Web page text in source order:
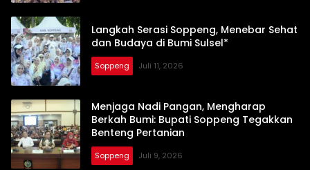
Langkah Serasi Soppeng, Menebar Sehat
dan Budaya di Bumi Sulsel*
Soppeng Juli 11, 2026
Menjaga Nadi Pangan, Mengharap
Berkah Bumi: Bupati Soppeng Tegakkan
Benteng Pertanian
Soppeng Juli 9, 2026